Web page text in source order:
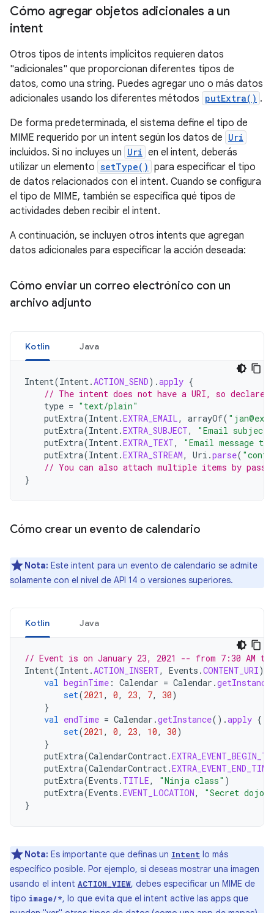
Cómo agregar objetos adicionales a un
intent
Otros tipos de intents implícitos requieren datos
"adicionales" que proporcionan diferentes tipos de
datos, como una string. Puedes agregar uno o más datos
adicionales usando los diferentes métodos putExtra() .
De forma predeterminada, el sistema define el tipo de
MIME requerido por un intent según los datos de Uri
incluidos. Si no incluyes un Uri en el intent, deberás
utilizar un elemento setType() para especificar el tipo
de datos relacionados con el intent. Cuando se configura
el tipo de MIME, también se especifica qué tipos de
actividades deben recibir el intent.
A continuación, se incluyen otros intents que agregan
datos adicionales para especificar la acción deseada:
Cómo enviar un correo electrónico con un
archivo adjunto
Kotlin Java
Intent(Intent.ACTION_SEND).apply {
// The intent does not have a URI, so declare
type = "text/plain"
putExtra(Intent.EXTRA_EMAIL, arrayOf(
putExtra(Intent.EXTRA_SUBJECT, "Email subject"
putExtra(Intent.EXTRA_TEXT,
"Email message
putExtra(Intent.EXTRA_STREAM, Uri .parse(
// You can also attach multiple items by
}
Cómo crear un evento de calendario
Nota: Este intent para un evento de calendario se admite
solamente con el nivel de API 14 o versiones superiores.
Kotlin Java
// Event is on January 23, 2021 -- from 7:30 AM to
Intent(Intent.ACTION_INSERT, Events .CONTENT_URI).
val beginTime : Calendar = Calendar .getInstance
set(2021 , 0, 23, 7, 30)
}
val endTime = Calendar .getInstance().apply {
set(2021 , 0, 23, 10, 30)
}
putExtra(CalendarContract.
putExtra(CalendarContract.EXTRA_EVENT_END_TIME
putExtra(Events . TITLE, "Ninja class" )
putExtra(Events .EVENT_LOCATION, "Secret dojo"
}
Nota: Es importante que definas un Intent lo más
específico posible. Por ejemplo, si deseas mostrar una imagen
usando el intent ACTION_VIEW, debes especificar un MIME de
tipo image/*, lo que evita que el intent active las apps que